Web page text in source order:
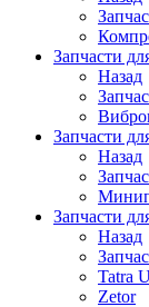
Запчасти
Назад
Запчасти
Назад
Запчасти
Назад
Tatra
Zetor